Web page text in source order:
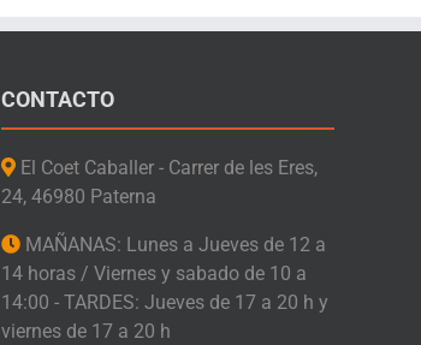
CONTACTO
El Coet Caballer - Carrer de les Eres,
24, 46980 Paterna
MAÑANAS: Lunes a Jueves de 12 a
14 horas / Viernes y sabado de 10 a
14:00 - TARDES: Jueves de 17 a 20 h y
viernes de 17 a 20 h